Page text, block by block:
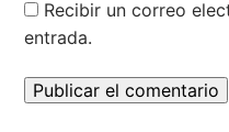
Recibir un correo
entrada.